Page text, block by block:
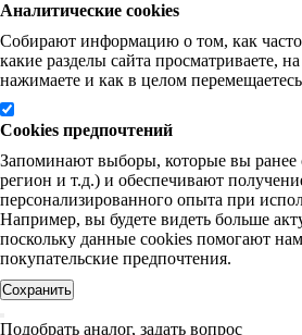
Аналитические cookies
Собирают информацию о том, как
какие разделы сайта просматриваете,
нажимаете и как в целом
Cookies предпочтений
Запоминают выборы, которые вы ранее
регион и т.д.) и обеспечивают
персонализированного опыта при
Например, вы будете видеть больше
поскольку данные cookies помогают
покупательские предпочтения.
Сохранить
Подобрать аналог, задать вопрос